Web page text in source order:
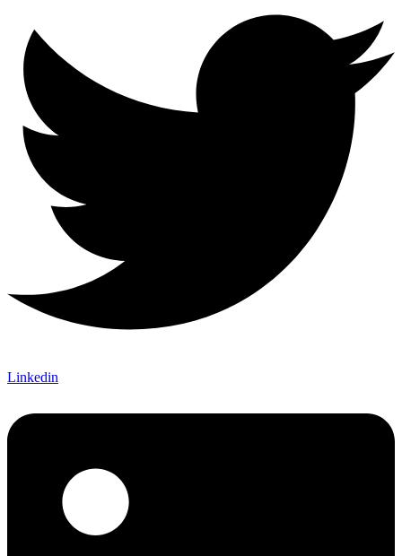
Linkedin